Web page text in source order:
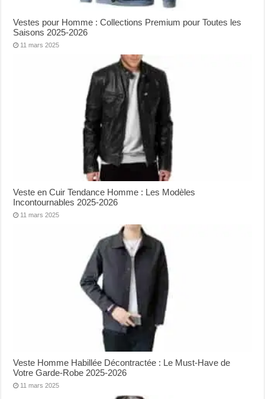
Vestes pour Homme : Collections Premium pour Toutes les
Saisons 2025-2026
11 mars 2025
Veste en Cuir Tendance Homme : Les Modèles
Incontournables 2025-2026
11 mars 2025
Veste Homme Habillée Décontractée : Le Must-Have de
Votre Garde-Robe 2025-2026
11 mars 2025